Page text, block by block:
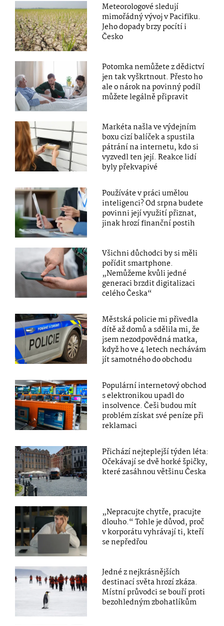
Meteorologové sledují
mimořádný vývoj v Pacifiku.
Jeho dopady brzy pocítí i
Česko
Potomka nemůžete z dědictví
jen tak vyškrtnout. Přesto ho
ale o nárok na povinný podíl
můžete legálně připravit
Markéta našla ve výdejním
boxu cizí balíček a spustila
pátrání na internetu, kdo si
vyzvedl ten její. Reakce lidí
byly překvapivé
Používáte v práci umělou
inteligenci? Od srpna budete
povinni její využití přiznat,
jinak hrozí finanční postih
Všichni důchodci by si měli
pořídit smartphone.
„Nemůžeme kvůli jedné
generaci brzdit digitalizaci
celého Česka“
Městská policie mi přivedla
dítě až domů a sdělila mi, že
jsem nezodpovědná matka,
když ho ve 4 letech nechávám
jít samotného do obchodu
Populární internetový obchod
s elektronikou upadl do
insolvence. Češi budou mít
problém získat své peníze při
reklamaci
Přichází nejteplejší týden léta:
Očekávají se dvě horké špičky,
které zasáhnou většinu Česka
„Nepracujte chytře, pracujte
dlouho.“ Tohle je důvod, proč
v korporátu vyhrávají ti, kteří
se nepředřou
Jedné z nejkrásnějších
destinací světa hrozí zkáza.
Místní průvodci se bouří proti
bezohledným zbohatlíkům